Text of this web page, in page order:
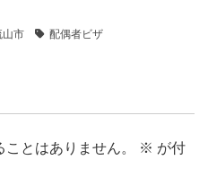
山市 配偶者ビザ
とはありません。 ※ が付